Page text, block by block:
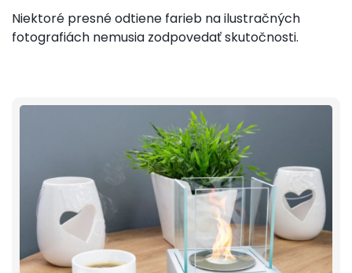
Niektoré presné odtiene farieb na ilustračných
fotografiách nemusia zodpovedať skutočnosti.